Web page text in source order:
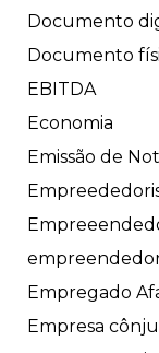
Documento
Documento
EBITDA
Economia
Emissão de
Empregado
Empresa